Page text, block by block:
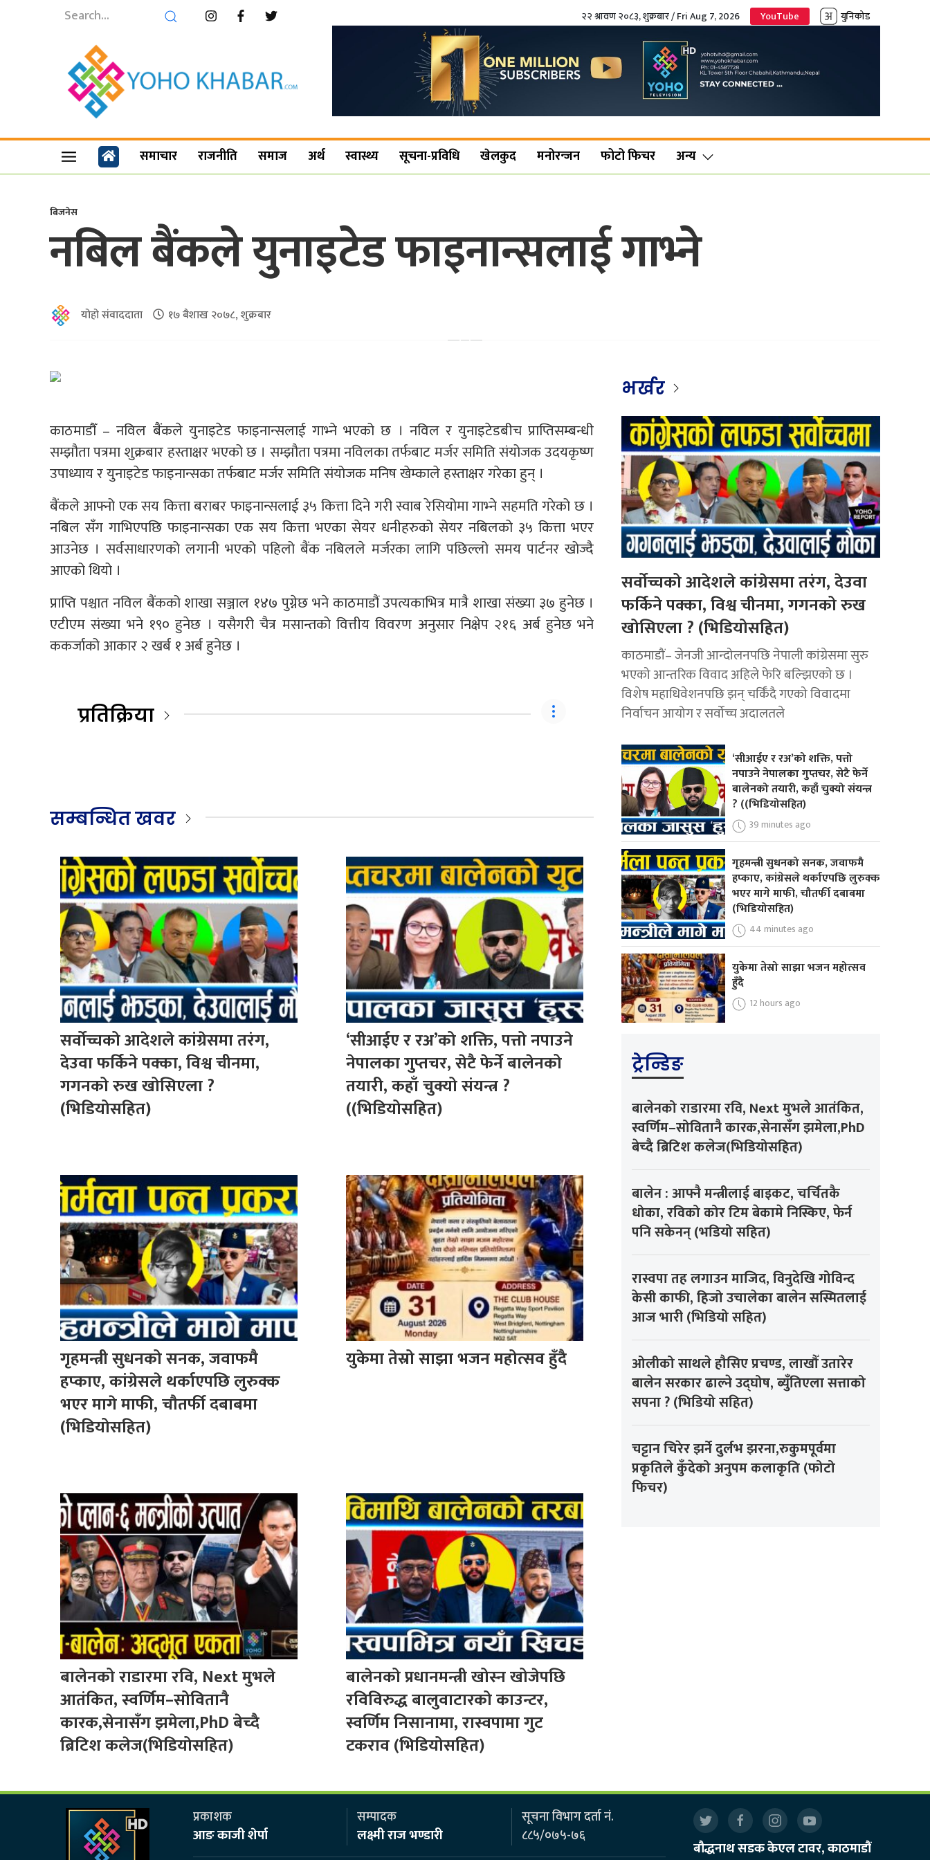
२२ श्रावण २०८३, शुक्रबार / Fri Aug 7, 2026 YouTube युनिकोड
समाचार राजनीति समाज अर्थ स्वास्थ्य सूचना-प्रविधि खेलकुद मनोरन्जन फोटो फिचर अन्य
बिजनेस
नबिल बैंकले युनाइटेड फाइनान्सलाई गाभ्ने
योहो संवाददाता १७ बैशाख २०७८, शुक्रबार
काठमाडौँ – नविल बैंकले युनाइटेड फाइनान्सलाई गाभ्ने भएको छ । नविल र युनाइटेडबीच प्राप्तिसम्बन्धी
सम्झौता पत्रमा शुक्रबार हस्ताक्षर भएको छ । सम्झौता पत्रमा नविलका तर्फबाट मर्जर समिति संयोजक उदयकृष्ण
उपाध्याय र युनाइटेड फाइनान्सका तर्फबाट मर्जर समिति संयोजक मनिष खेम्काले हस्ताक्षर गरेका हुन् ।
बैंकले आफ्नो एक सय कित्ता बराबर फाइनान्सलाई ३५ कित्ता दिने गरी स्वाब रेसियोमा गाभ्ने सहमति गरेको छ ।
नबिल सँग गाभिएपछि फाइनान्सका एक सय कित्ता भएका सेयर धनीहरुको सेयर नबिलको ३५ कित्ता भएर
आउनेछ । सर्वसाधारणको लगानी भएको पहिलो बैंक नबिलले मर्जरका लागि पछिल्लो समय पार्टनर खोज्दै
आएको थियो ।
प्राप्ति पश्चात नविल बैंकको शाखा सञ्जाल १४७ पुग्नेछ भने काठमाडौं उपत्यकाभित्र मात्रै शाखा संख्या ३७ हुनेछ ।
एटीएम संख्या भने १९० हुनेछ । यसैगरी चैत्र मसान्तको वित्तीय विवरण अनुसार निक्षेप २१६ अर्ब हुनेछ भने
ककर्जाको आकार २ खर्ब १ अर्ब हुनेछ ।
प्रतिक्रिया
सम्बन्धित खवर
सर्वोच्चको आदेशले कांग्रेसमा तरंग,
देउवा फर्किने पक्का, विश्व चीनमा,
गगनको रुख खोसिएला ?
(भिडियोसहित)
‘सीआईए र रअ’को शक्ति, पत्तो नपाउने
नेपालका गुप्तचर, सेटै फेर्ने बालेनको
तयारी, कहाँ चुक्यो संयन्त्र ?
((भिडियोसहित)
गृहमन्त्री सुधनको सनक, जवाफमै
हप्काए, कांग्रेसले थर्काएपछि लुरुक्क
भएर मागे माफी, चौतर्फी दबाबमा
(भिडियोसहित)
युकेमा तेस्रो साझा भजन महोत्सव हुँदै
बालेनको राडारमा रवि, Next मुभले
आतंकित, स्वर्णिम–सोवितानै
कारक,सेनासँग झमेला,PhD बेच्दै
ब्रिटिश कलेज(भिडियोसहित)
बालेनको प्रधानमन्त्री खोस्न खोजेपछि
रविविरुद्ध बालुवाटारको काउन्टर,
स्वर्णिम निसानामा, रास्वपामा गुट
टकराव (भिडियोसहित)
भर्खर
सर्वोच्चको आदेशले कांग्रेसमा तरंग, देउवा
फर्किने पक्का, विश्व चीनमा, गगनको रुख
खोसिएला ? (भिडियोसहित)
काठमाडौं– जेनजी आन्दोलनपछि नेपाली कांग्रेसमा सुरु
भएको आन्तरिक विवाद अहिले फेरि बल्झिएको छ ।
विशेष महाधिवेशनपछि झन् चर्किँदै गएको विवादमा
निर्वाचन आयोग र सर्वोच्च अदालतले
‘सीआईए र रअ’को शक्ति, पत्तो
नपाउने नेपालका गुप्तचर, सेटै फेर्ने
बालेनको तयारी, कहाँ चुक्यो संयन्त्र
? ((भिडियोसहित)
39 minutes ago
गृहमन्त्री सुधनको सनक, जवाफमै
हप्काए, कांग्रेसले थर्काएपछि लुरुक्क
भएर मागे माफी, चौतर्फी दबाबमा
(भिडियोसहित)
44 minutes ago
युकेमा तेस्रो साझा भजन महोत्सव
हुँदै
12 hours ago
ट्रेन्डिङ
बालेनको राडारमा रवि, Next मुभले आतंकित,
स्वर्णिम–सोवितानै कारक,सेनासँग झमेला,PhD
बेच्दै ब्रिटिश कलेज(भिडियोसहित)
बालेन : आफ्नै मन्त्रीलाई बाइकट, चर्चितकै
धोका, रविको कोर टिम बेकामे निस्किए, फेर्न
पनि सकेनन् (भडियो सहित)
रास्वपा तह लगाउन माजिद, विनुदेखि गोविन्द
केसी काफी, हिजो उचालेका बालेन सस्मितलाई
आज भारी (भिडियो सहित)
ओलीको साथले हौसिए प्रचण्ड, लाखौँ उतारेर
बालेन सरकार ढाल्ने उद्घोष, ब्युँतिएला सत्ताको
सपना ? (भिडियो सहित)
चट्टान चिरेर झर्ने दुर्लभ झरना,रुकुमपूर्वमा
प्रकृतिले कुँदेको अनुपम कलाकृति (फोटो
फिचर)
प्रकाशक
आङ काजी शेर्पा
सम्पादक
लक्ष्मी राज भण्डारी
सूचना विभाग दर्ता नं.
८८५/०७५-७६
बौद्धनाथ सडक केएल टावर, काठमाडौं